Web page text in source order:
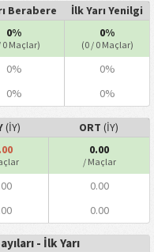
Berabere İlk Yarı Yenilgi
0%
0 Maçlar)
0%
(0 / 0 Maçlar)
0% 0%
0% 0%
(İY) ORT (İY)
0.00
/ Maçlar
0.00
0.00
- İlk Yarı